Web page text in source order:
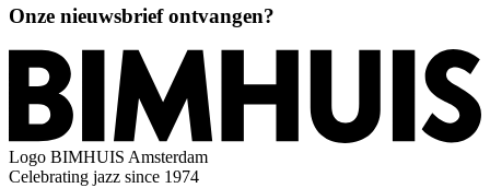
Onze nieuwsbrief ontvangen?
Logo BIMHUIS Amsterdam
Celebrating jazz since 1974